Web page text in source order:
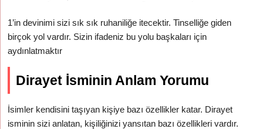
1’in devinimi sizi sık sık ruhaniliğe itecektir. Tinselliğe giden
birçok yol vardır. Sizin ifadeniz bu yolu başkaları için
aydınlatmaktır
Dirayet İsminin Anlam Yorumu
İsimler kendisini taşıyan kişiye bazı özellikler katar. Dirayet
isminin sizi anlatan, kişiliğinizi yansıtan bazı özellikleri vardır.